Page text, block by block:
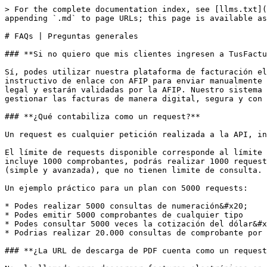
> For the complete documentation index, see [llms.txt](https://developers.tusfacturas.app/llms.txt). Markdown versions of documentation pages are available by appending `.md` to page URLs; this page is available as [Markdown](https://developers.tusfacturas.app/faqs-or-preguntas-frecuentes.md).

# FAQs | Preguntas generales

### **Si no quiero que mis clientes ingresen a TusFacturasAPP, ¿Se puede utilizar igual?**

Sí, podes utilizar nuestra plataforma de facturación electrónica incluso si tus clientes no son usuarios. Vos tendrías acceso como usuario principal y recibirías un instructivo de enlace con AFIP para enviar manualmente a cada cliente. De esta forma, todas las facturas que emitan tus clientes a través del sistema tendrán curso legal y estarán validadas por la AFIP. Nuestro sistema de facturación electrónica cumple con todos los requisitos fiscales y brinda una solución completa para gestionar las facturas de manera digital, segura y con respaldo legal.

### **¿Qué contabiliza como un request?**

Un request es cualquier petición realizada a la API, independientemente del método utilizado o si devuelve éxito o error.

El límite de requests disponible corresponde al límite de comprobantes incluido en tu plan y se aplica por separado a cada método de la API. Por ejemplo: si tu plan incluye 1000 comprobantes, podrás realizar 1000 requests a cada método durante la suscripción vigente. La única excepción son los métodos de consulta de comprobantes (simple y avanzada), que no tienen limite de consulta.

Un ejemplo práctico para un plan con 5000 requests:

* Podes realizar 5000 consultas de numeración&#x20;
* Podes emitir 5000 comprobantes de cualquier tipo
* Podes consultar 5000 veces la cotización del dólar&#x20;
* Podrias realizar 20.000 consultas de comprobante por external reference

### **¿La URL de descarga de PDF cuenta como un request?**

No, la llamada para descargar facturas electrónicas en formato PDF no se considera request adicional en nuestro sistema de facturación. Sin embargo, es importante tener en cuenta que las URLs de descarga de PDF son temporales por motivos de seguridad. Por eso, recomendamos descargar siempre el archivo PDF en tu propio servidor para poder consultarlo las veces que sea necesario de manera local y permanente. De esta forma, optimizas el uso de nuestro servicio de facturación electrónica y mantienes un respaldo confiable de tus comprobantes fiscales en cualquier momento.

### **¿Puedo generar el PDF desde mi plataforma?**

Sí, podes generar el PDF desde tu plataforma. Al realizar una nueva facturación a través de nuestra API, TusFacturasAPP te envía en la respuesta todos los datos clave que necesitas, como el Código de Autorización Electrónica (CAE), la fecha de vencimiento del CAE y el texto requerido para generar el código QR correspondiente. De esta manera, tu plataforma puede automatizar la creación de facturas en formato PDF con información válida y autorizada por la AFIP, lo que garantiza el cumplimiento de las regulaciones fiscales vigentes y brinda una experiencia de facturación digital completa para ti y tus clientes.

### **¿Es muy tedioso de configurar?**

No. TusFacturasAPP se caracteriza por ser muy simple de usar y de configurar. Para comenzar a facturar tan solo debes hacer los siguientes pasos:

1. Das de alta en nuestra plataforma el CUIT+ PDV, completando la info